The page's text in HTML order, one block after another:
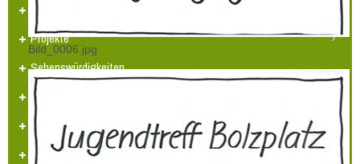
Bild_0006.jpg
Projekt - Info - Planungen
Projekte
Sehenswürdigkeiten
Heimatlied
Hülchrather Literatur
Heimatmaler P.M. Nellen